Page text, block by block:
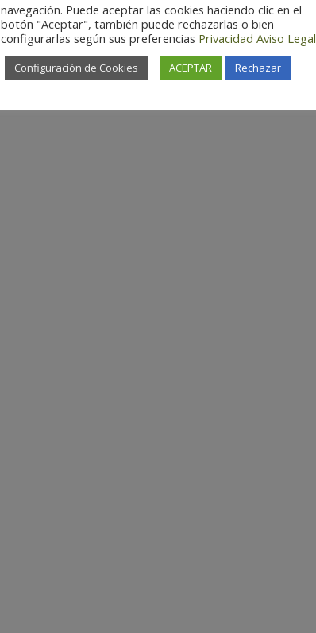
navegación. Puede aceptar las cookies haciendo clic en el
botón "Aceptar", también puede rechazarlas o bien
configurarlas según sus preferencias Privacidad Aviso Legal
Configuración de Cookies ACEPTAR Rechazar